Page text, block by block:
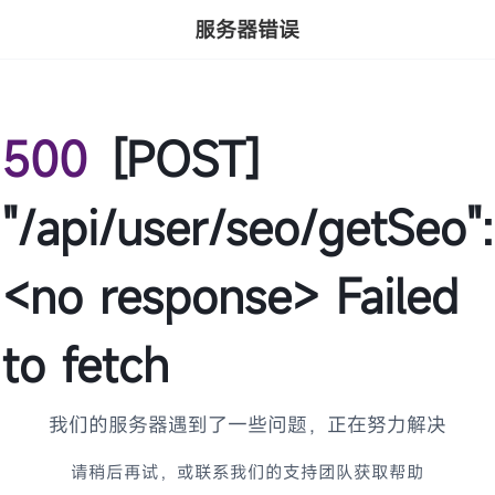
服务器错误
500 [POST]
"/api/user/seo/getSeo":
<no response> Failed
to fetch
我们的服务器遇到了一些问题，正在努力解决
请稍后再试，或联系我们的支持团队获取帮助